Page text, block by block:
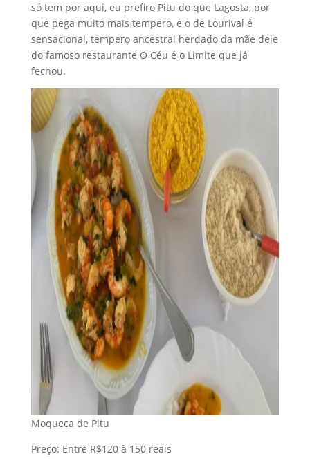
só tem por aqui, eu prefiro Pitu do que Lagosta, por
que pega muito mais tempero, e o de Lourival é
sensacional, tempero ancestral herdado da mãe dele
do famoso restaurante O Céu é o Limite que já
fechou.
Moqueca de Pitu
Preço: Entre R$120 à 150 reais